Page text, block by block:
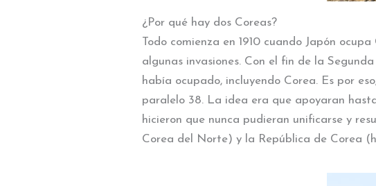
¿Por qué hay dos Coreas?
Todo comienza en 1910 cuando Japón
algunas invasiones. Con el fin de la
había ocupado, incluyendo Corea. Es por
paralelo 38. La idea era que apoyaran
hicieron que nunca pudieran unificarse y
Corea del Norte) y la República de Corea